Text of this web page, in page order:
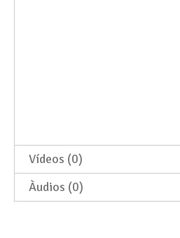
Vídeos (0)
Àudios (0)